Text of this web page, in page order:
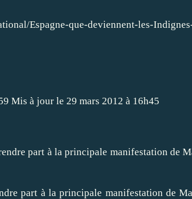
Espagne-que-deviennent-les-
Mis à jour le 29 mars 2012 à 16h45
part à la principale manifestation de